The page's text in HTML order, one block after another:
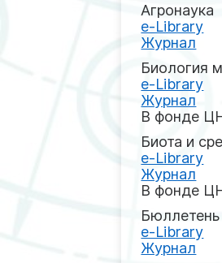
Агронаука
e-Library
Журнал
Биология
e-Library
Журнал
В фонде
Биота и
e-Library
Журнал
В фонде
e-Library
Журнал